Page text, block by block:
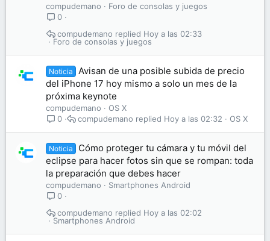
compudemano
Foro de consolas y juegos
0
Foro de consolas y juegos
Hoy a las 02:33
compudemano
Noticia
Avisan de una posible subida de precio
del iPhone 17 hoy mismo a solo un mes de la
próxima keynote
compudemano
OS X
0
OS X
Hoy a las 02:32
compudemano
Noticia
Cómo proteger tu cámara y tu móvil del
eclipse para hacer fotos sin que se rompan: toda
la preparación que debes hacer
compudemano
Smartphones Android
0
Smartphones Android
Hoy a las 02:02
compudemano